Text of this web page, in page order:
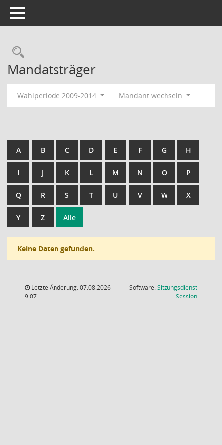
Toggle navigation
Rechercheauswahl
Mandatsträger
Wahlperiode 2009-2014 Mandant wechseln
A B C D E F G H
I J K L M N O P
Q R S T U V W X
Y Z Alle
Keine Daten gefunden.
Letzte Änderung: 07.08.2026
9:07
Software:Sitzungsdienst
Session(Wird in